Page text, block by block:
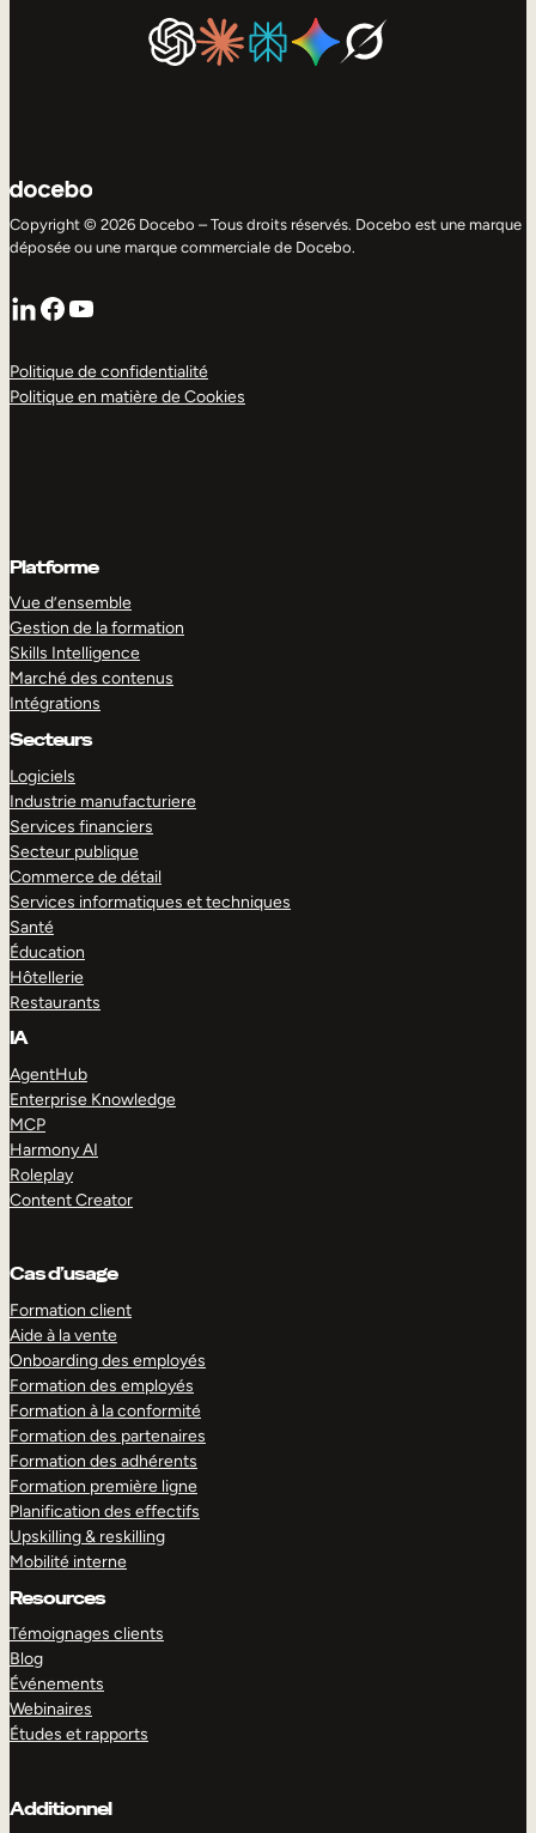
Copyright © 2026 Docebo – Tous droits réservés. Docebo est une marque
déposée ou une marque commerciale de Docebo.
LinkedIn
Facebook
YouTube
Politique de confidentialité
Politique en matière de Cookies
Platforme
Vue d’ensemble
Gestion de la formation
Skills Intelligence
Marché des contenus
Intégrations
Secteurs
Logiciels
Industrie manufacturiere
Services financiers
Secteur publique
Commerce de détail
Services informatiques et techniques
Santé
Éducation
Hôtellerie
Restaurants
IA
AgentHub
Enterprise Knowledge
MCP
Harmony AI
Roleplay
Content Creator
Cas d’usage
Formation client
Aide à la vente
Onboarding des employés
Formation des employés
Formation à la conformité
Formation des partenaires
Formation des adhérents
Formation première ligne
Planification des effectifs
Upskilling & reskilling
Mobilité interne
Resources
Témoignages clients
Blog
Événements
Webinaires
Études et rapports
Additionnel